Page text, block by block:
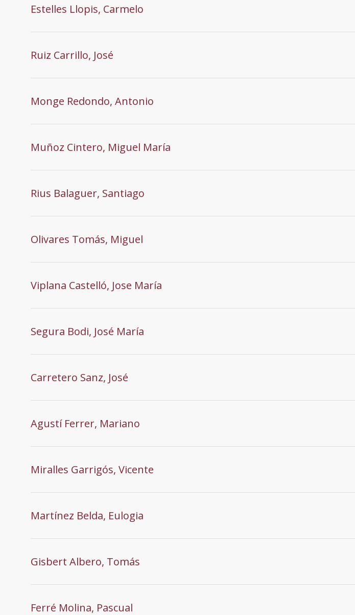
Estelles Llopis, Carmelo
Ruiz Carrillo, José
Monge Redondo, Antonio
Muñoz Cintero, Miguel María
Rius Balaguer, Santiago
Olivares Tomás, Miguel
Viplana Castelló, Jose María
Segura Bodi, José María
Carretero Sanz, José
Agustí Ferrer, Mariano
Miralles Garrigós, Vicente
Martínez Belda, Eulogia
Gisbert Albero, Tomás
Ferré Molina, Pascual